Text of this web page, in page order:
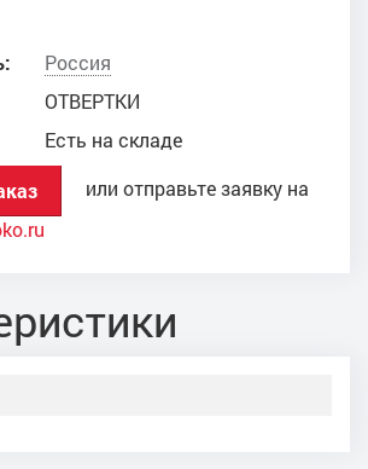
Россия
ОТВЕРТКИ
Есть на складе
или отправьте заявку на